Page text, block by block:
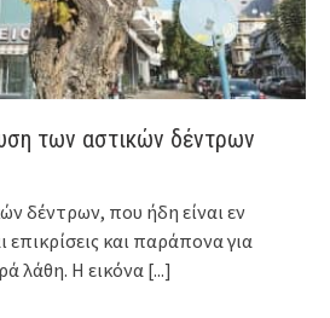
των αστικών δέντρων
δέντρων, που ήδη είναι εν
επικρίσεις και παράπονα για
λάθη. Η εικόνα [...]